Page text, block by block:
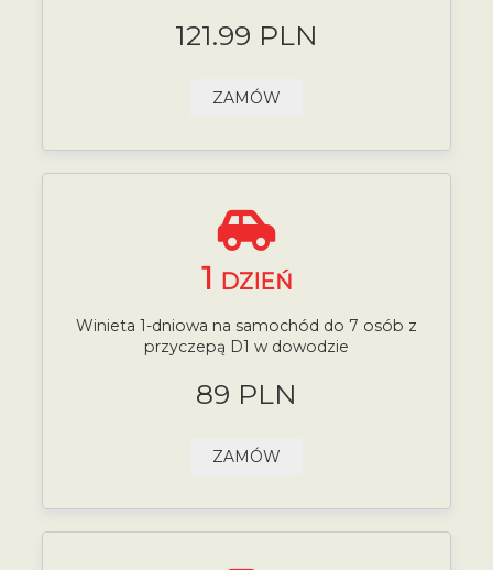
121.99 PLN
ZAMÓW
1 DZIEŃ
Winieta 1-dniowa na samochód do 7 osób z
przyczepą D1 w dowodzie
89 PLN
ZAMÓW